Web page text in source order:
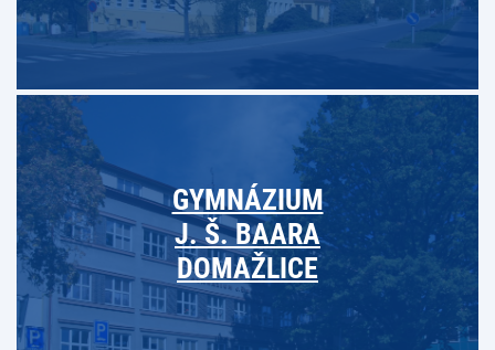
GYMNÁZIUM
J. Š. BAARA
DOMAŽLICE